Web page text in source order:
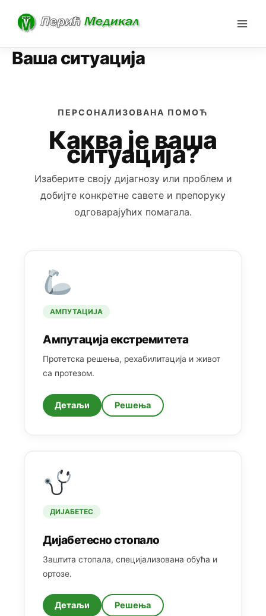
content
Ваша ситуација
ПЕРСОНАЛИЗОВАНА ПОМОЋ
Каква је ваша
ситуација?
Изаберите своју дијагнозу или проблем и
добијте конкретне савете и препоруку
одговарајућих помагала.
АМПУТАЦИЈА
Ампутација екстремитета
Протетска решења, рехабилитација и живот
са протезом.
Детаљи Решења
ДИЈАБЕТЕС
Дијабетесно стопало
Заштита стопала, специјализована обућа и
ортозе.
Детаљи Решења